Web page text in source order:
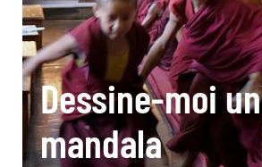
Dessine-moi un
mandala